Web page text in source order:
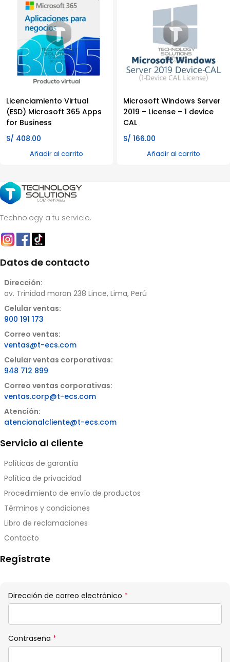
Licenciamiento Virtual
(ESD) Microsoft 365 Apps
for Business
S/ 408.00
Añadir al carrito
Microsoft Windows Server
2019 – License – 1 device
CAL
S/ 166.00
Añadir al carrito
Technology a tu servicio.
Datos de contacto
Dirección:
av. Trinidad moran 238 Lince, Lima, Perú
Celular ventas:
900 191 173
Correo ventas:
ventas@t-ecs.com
Celular ventas corporativas:
948 712 899
Correo ventas corporativas:
ventas.corp@t-ecs.com
Atención:
atencionalcliente@t-ecs.com
Servicio al cliente
Políticas de garantía
Política de privacidad
Procedimiento de envío de productos
Términos y condiciones
Libro de reclamaciones
Contacto
Regístrate
Dirección de correo electrónico *
Contraseña *